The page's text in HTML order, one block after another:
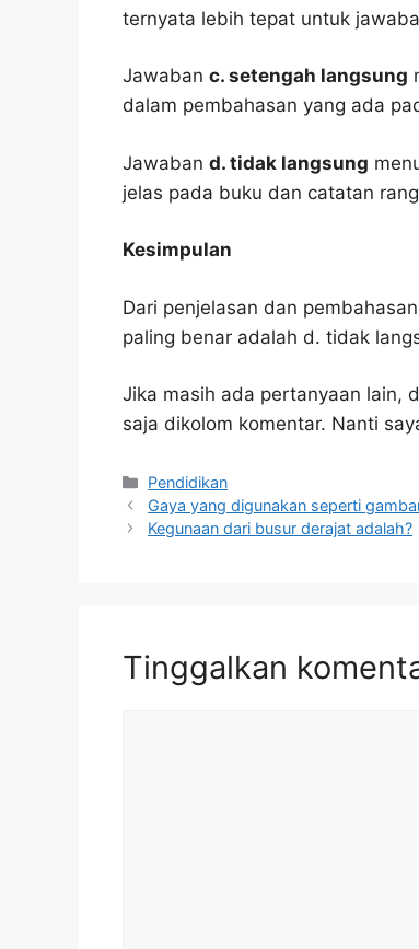
ternyata lebih tepat untuk
Jawaban c. setengah langsung
dalam pembahasan yang ada
Jawaban d. tidak langsung
jelas pada buku dan catatan
Kesimpulan
Dari penjelasan dan
paling benar adalah d. tidak
Jika masih ada pertanyaan lain,
saja dikolom komentar. Nanti
Kategori
Pendidikan
Gaya yang digunakan seperti
Kegunaan dari busur derajat adalah?
Tinggalkan